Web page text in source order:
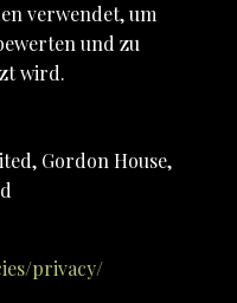
verwendet, um
und zu
wird.
Gordon House,
privacy/